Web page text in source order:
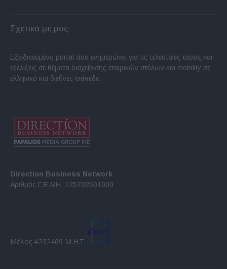
Σχετικά με μας
Εξειδικευμένο portal που ενημερώνει για τις τελευταίες τάσεις και
εξελίξεις σε θέματα διαχείρισης εταιρικών στόλων και mobility σε
ελληνικό και διεθνές επίπεδο.
Direction Business Network
Αριθμός Γ.Ε.ΜΗ. 125702501000
Μέλος #232469 Μ.Η.Τ.